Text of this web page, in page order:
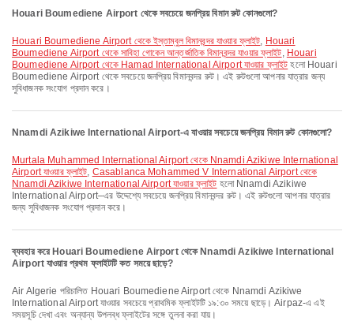
Houari Boumediene Airport থেকে সবচেয়ে জনপ্রিয় বিমান রুট কোনগুলো?
Houari Boumediene Airport থেকে ইস্তাম্বুল বিমানবন্দর যাওয়ার ফ্লাইট, Houari
Boumediene Airport থেকে সাবিহা গোকেন আন্তর্জাতিক বিমানবন্দর যাওয়ার ফ্লাইট, Houari
Boumediene Airport থেকে Hamad International Airport যাওয়ার ফ্লাইট হলো Houari
Boumediene Airport থেকে সবচেয়ে জনপ্রিয় বিমানবন্দর রুট। এই রুটগুলো আপনার যাত্রার জন্য
সুবিধাজনক সংযোগ প্রদান করে।
Nnamdi Azikiwe International Airport-এ যাওয়ার সবচেয়ে জনপ্রিয় বিমান রুট কোনগুলো?
Murtala Muhammed International Airport থেকে Nnamdi Azikiwe International
Airport যাওয়ার ফ্লাইট, Casablanca Mohammed V International Airport থেকে
Nnamdi Azikiwe International Airport যাওয়ার ফ্লাইট হলো Nnamdi Azikiwe
International Airport–এর উদ্দেশ্যে সবচেয়ে জনপ্রিয় বিমানবন্দর রুট। এই রুটগুলো আপনার যাত্রার
জন্য সুবিধাজনক সংযোগ প্রদান করে।
ব্যবহার করে Houari Boumediene Airport থেকে Nnamdi Azikiwe International
Airport যাওয়ার প্রথম ফ্লাইটটি কত সময়ে ছাড়ে?
Air Algerie পরিচালিত Houari Boumediene Airport থেকে Nnamdi Azikiwe
International Airport যাওয়ার সবচেয়ে প্রাথমিক ফ্লাইটটি ১৯:৩০ সময়ে ছাড়ে। Airpaz-এ এই
সময়সূচি দেখা এবং অন্যান্য উপলব্ধ ফ্লাইটের সঙ্গে তুলনা করা যায়।